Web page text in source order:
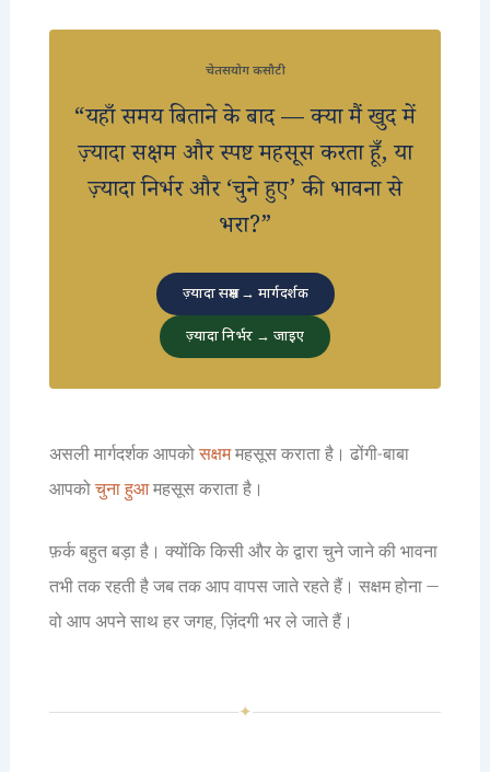
चेतसयोग कसौटी
“यहाँ समय बिताने के बाद — क्या मैं खुद में
ज़्यादा सक्षम और स्पष्ट महसूस करता हूँ, या
ज़्यादा निर्भर और ‘चुने हुए’ की भावना से
भरा?”
ज़्यादा सक्षम → मार्गदर्शक
ज़्यादा निर्भर → जाइए
असली मार्गदर्शक आपकोसक्षममहसूस कराता है। ढोंगी-बाबा
आपकोचुना हुआमहसूस कराता है।
फ़र्क बहुत बड़ा है। क्योंकि किसी और के द्वारा चुने जाने की भावना
तभी तक रहती है जब तक आप वापस जाते रहते हैं। सक्षम होना —
वो आप अपने साथ हर जगह, ज़िंदगी भर ले जाते हैं।
✦